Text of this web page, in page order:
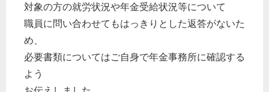
対象の方の就労状況や年金受給状況等について
職員に問い合わせてもはっきりとした返答がないた
め、
必要書類についてはご自身で年金事務所に確認する
よう